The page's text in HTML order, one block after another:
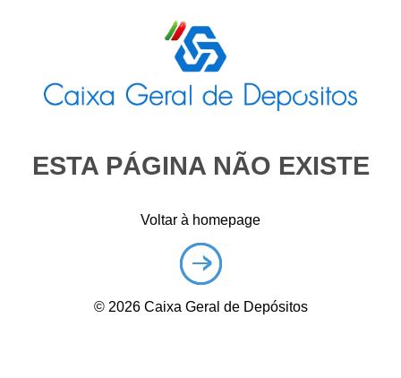
ESTA PÁGINA NÃO EXISTE
Voltar à homepage
© 2026Caixa Geral de Depósitos